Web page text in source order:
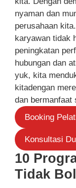
nyaman dan
perusahaan
karyawan tidak
peningkatan
hubungan dan
yuk, kita
kitadengan
dan bermanfaat
Booking
Konsultasi
10
Tidak